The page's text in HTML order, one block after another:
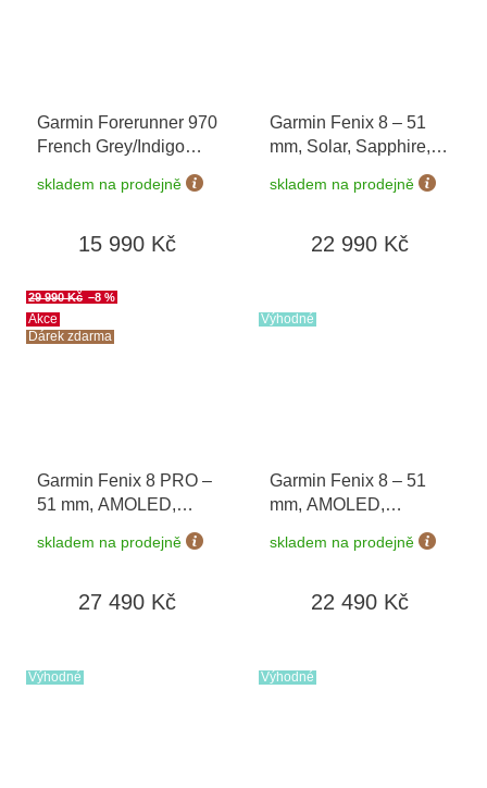
Garmin Forerunner 970
French Grey/Indigo
možnost výměny do 90
skladem na prodejně
15 990 Kč
Garmin Fenix 8 – 51
mm, Solar, Sapphire,
titanium s Black/Grey
skladem na prodejně
22 990 Kč
Akce
Dárek zdarma
29 990 Kč –8 %
Garmin Fenix 8 PRO –
51 mm, AMOLED,
grey/Chestnut 010-
řemínek + Topo Czech
hodnotě 1 290 Kč
skladem na prodejně
27 490 Kč
Výhodné
Garmin Fenix 8 – 51
mm, AMOLED,
Sapphire, Carbon grey
DLC s Black/Grey 010-
skladem na prodejně
22 490 Kč
Výhodné Výhodné